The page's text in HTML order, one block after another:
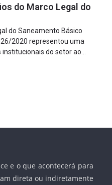
do Marco Legal do
do Saneamento Básico
2020 representou uma
do setor ao
da iniciativa privada,
e o que acontecerá para
direta ou indiretamente